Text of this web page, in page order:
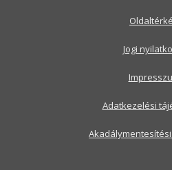
Jogi
Adatkezelési